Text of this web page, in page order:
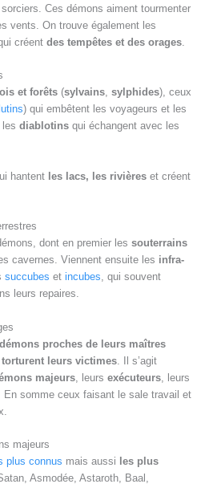
Ces démons aiment tourmenter
vents. On trouve également les
créent des tempêtes et des orages.
et forêts (sylvains, sylphides), ceux
lutins) qui embêtent les voyageurs et les
les diablotins qui échangent avec les
hantent les lacs, les rivières et créent
dont en premier les souterrains
cavernes. Viennent ensuite les infra-
succubes et incubes, qui souvent
leurs repaires.
proches de leurs maîtres
leurs victimes . Il s’agit
majeurs , leurs exécuteurs , leurs
. En somme ceux faisant le sale travail et
majeurs
plus connus mais aussi les plus
Asmodée, Astaroth, Baal,